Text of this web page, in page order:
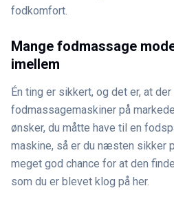
fodkomfort.
Mange fodmassage
imellem
Én ting er sikkert, og det er, at
fodmassagemaskiner på
ønsker, du måtte have til en
maskine, så er du næsten sikker
meget god chance for at den
som du er blevet klog på her.